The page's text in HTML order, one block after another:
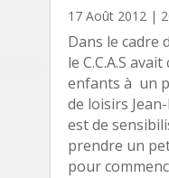
17 Août 2012|
Dans le cadre
le C.C.A.S
enfants à un
de loisirs
est de
prendre un
pour